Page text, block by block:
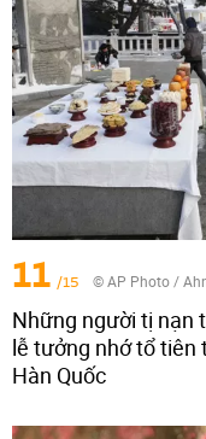
11 /15 © AP Photo /
Những người tị nạn
lễ tưởng nhớ tổ tiên
Hàn Quốc